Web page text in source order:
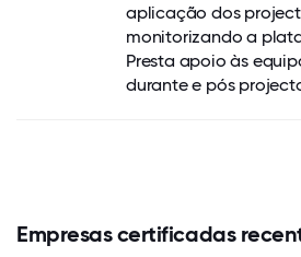
aplicação dos
monitorizando a
Presta apoio às
durante e pós
Empresas certificadas